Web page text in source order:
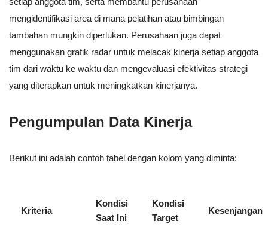
mengidentifikasi area di mana pelatihan atau bimbingan
tambahan mungkin diperlukan. Perusahaan juga dapat
menggunakan grafik radar untuk melacak kinerja setiap anggota
tim dari waktu ke waktu dan mengevaluasi efektivitas strategi
yang diterapkan untuk meningkatkan kinerjanya.
Pengumpulan Data Kinerja
Berikut ini adalah contoh tabel dengan kolom yang diminta:
Kriteria
Kondisi
Saat Ini
Kondisi
Target
Kesenjangan